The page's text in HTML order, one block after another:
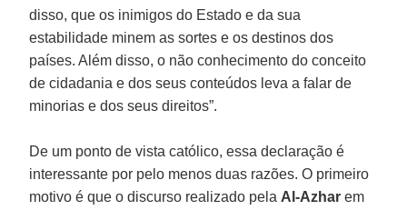
disso, que os inimigos do Estado e da sua
estabilidade minem as sortes e os destinos dos
países. Além disso, o não conhecimento do conceito
de cidadania e dos seus conteúdos leva a falar de
minorias e dos seus direitos”.
De um ponto de vista católico, essa declaração é
interessante por pelo menos duas razões. O primeiro
motivo é que o discurso realizado pela Al-Azhar em